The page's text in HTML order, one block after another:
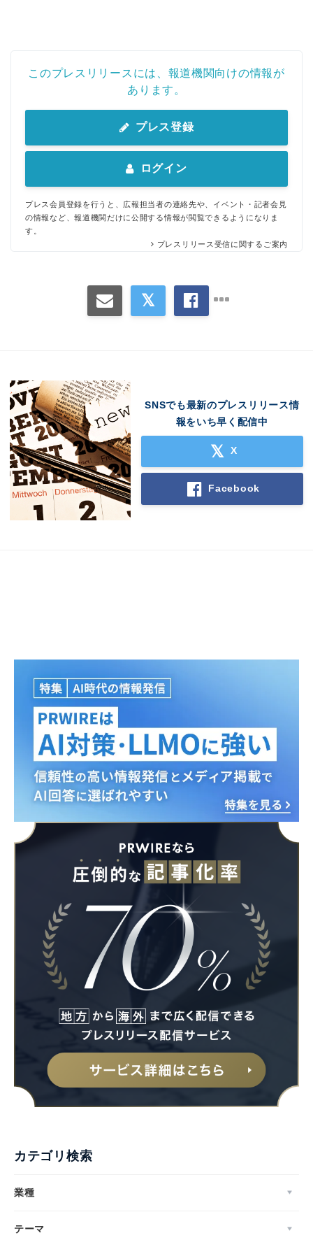
このプレスリリースには、報道機関向けの情報が
あります。
プレス登録
ログイン
プレス会員登録を行うと、広報担当者の連絡先や、イベント・記者会見
の情報など、報道機関だけに公開する情報が閲覧できるようになりま
す。
プレスリリース受信に関するご案内
SNSでも最新のプレスリリース情
報をいち早く配信中
X
Facebook
カテゴリ検索
業種
テーマ
Japanese
English